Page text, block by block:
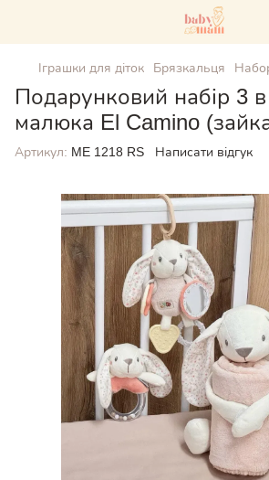
Іграшки для діток Брязкальця
Подарунковий набір 3
малюка El Camino
Артикул: ME 1218 RS Написати відгук